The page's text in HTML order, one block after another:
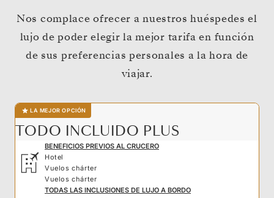
Nos complace ofrecer a nuestros huéspedes el
lujo de poder elegir la mejor tarifa en función
de sus preferencias personales a la hora de
viajar.
LA MEJOR OPCIÓN
TODO INCLUIDO PLUS
BENEFICIOS PREVIOS AL CRUCERO
Hotel
Vuelos chárter
Vuelos chárter
TODAS LAS INCLUSIONES DE LUJO A BORDO